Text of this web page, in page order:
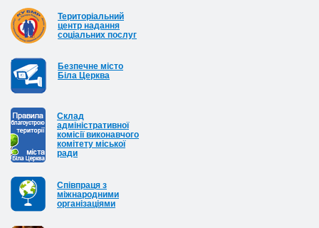
Територіальний
центр надання
соціальних послуг
Безпечне місто
Біла Церква
Cклад
адміністративної
комісії виконавчого
комітету міської
ради
Співпраця з
міжнародними
організаціями